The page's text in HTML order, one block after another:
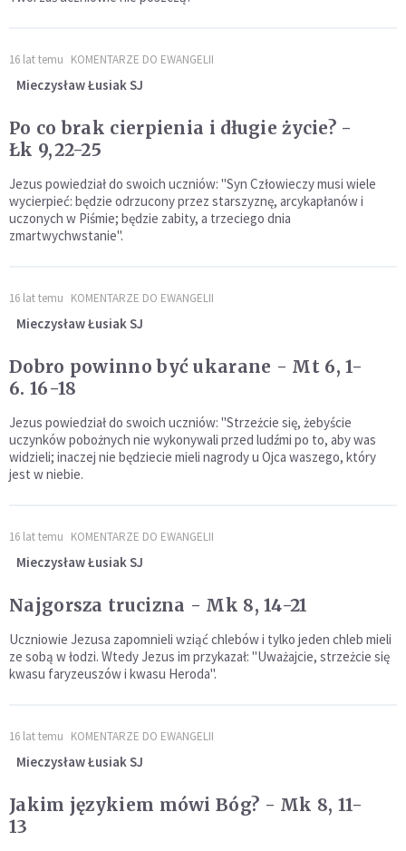
16 lat temu KOMENTARZE DO EWANGELII
Mieczysław Łusiak SJ
Po co brak cierpienia i długie życie? -
Łk 9,22-25
Jezus powiedział do swoich uczniów: "Syn Człowieczy musi wiele
wycierpieć: będzie odrzucony przez starszyznę, arcykapłanów i
uczonych w Piśmie; będzie zabity, a trzeciego dnia
zmartwychwstanie".
16 lat temu KOMENTARZE DO EWANGELII
Mieczysław Łusiak SJ
Dobro powinno być ukarane - Mt 6, 1-
6. 16-18
Jezus powiedział do swoich uczniów: "Strzeżcie się, żebyście
uczynków pobożnych nie wykonywali przed ludźmi po to, aby was
widzieli; inaczej nie będziecie mieli nagrody u Ojca waszego, który
jest w niebie.
16 lat temu KOMENTARZE DO EWANGELII
Mieczysław Łusiak SJ
Najgorsza trucizna - Mk 8, 14-21
Uczniowie Jezusa zapomnieli wziąć chlebów i tylko jeden chleb mieli
ze sobą w łodzi. Wtedy Jezus im przykazał: "Uważajcie, strzeżcie się
kwasu faryzeuszów i kwasu Heroda".
16 lat temu KOMENTARZE DO EWANGELII
Mieczysław Łusiak SJ
Jakim językiem mówi Bóg? - Mk 8, 11-
13